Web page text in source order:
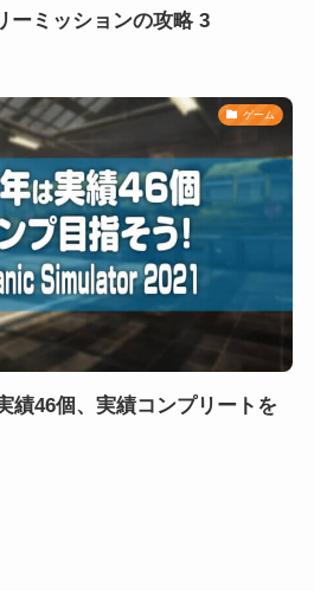
ーミッションの攻略 3
ゲーム
績46個、実績コンプリートを